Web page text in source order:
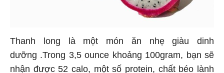
Thanh long là một món ăn nhẹ giàu dinh
dưỡng .Trong 3,5 ounce khoảng 100gram, bạn sẽ
nhận được 52 calo, một số protein, chất béo lành